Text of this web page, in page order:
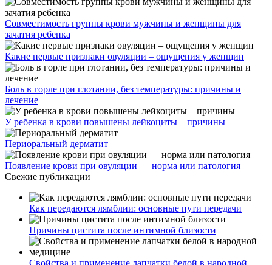
Совместимость группы крови мужчины и женщины для
зачатия ребенка
Какие первые признаки овуляции – ощущения у женщин
Боль в горле при глотании, без температуры: причины и
лечение
У ребенка в крови повышены лейкоциты – причины
Периоральный дерматит
Появление крови при овуляции — норма или патология
Свежие публикации
Как передаются лямблии: основные пути передачи
Причины цистита после интимной близости